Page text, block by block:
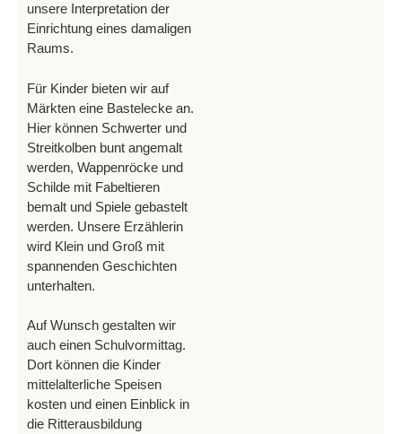
unsere Interpretation der
Einrichtung eines damaligen
Raums.
Für Kinder bieten wir auf
Märkten eine Bastelecke an.
Hier können Schwerter und
Streitkolben bunt angemalt
werden, Wappenröcke und
Schilde mit Fabeltieren
bemalt und Spiele gebastelt
werden. Unsere Erzählerin
wird Klein und Groß mit
spannenden Geschichten
unterhalten.
Auf Wunsch gestalten wir
auch einen Schulvormittag.
Dort können die Kinder
mittelalterliche Speisen
kosten und einen Einblick in
die Ritterausbildung